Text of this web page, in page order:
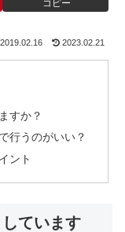
コピー
2019.02.16 2023.02.21
すか？
行うのがいい？
ント
ています